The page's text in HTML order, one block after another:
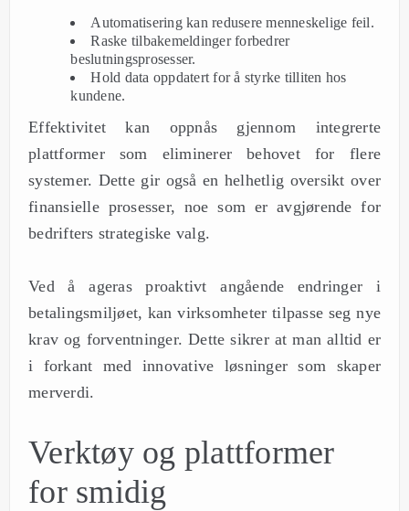
Automatisering kan redusere menneskelige feil.
Raske tilbakemeldinger forbedrer
beslutningsprosesser.
Hold data oppdatert for å styrke tilliten hos
kundene.
Effektivitet kan oppnås gjennom integrerte
plattformer som eliminerer behovet for flere
systemer. Dette gir også en helhetlig oversikt over
finansielle prosesser, noe som er avgjørende for
bedrifters strategiske valg.
Ved å ageras proaktivt angående endringer i
betalingsmiljøet, kan virksomheter tilpasse seg nye
krav og forventninger. Dette sikrer at man alltid er
i forkant med innovative løsninger som skaper
merverdi.
Verktøy og plattformer
for smidig